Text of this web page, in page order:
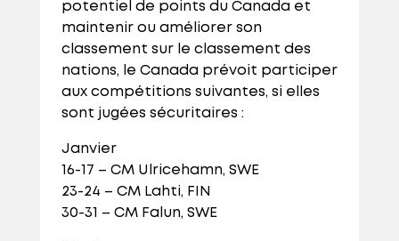
potentiel de points du Canada et
maintenir ou améliorer son
classement sur le classement des
nations, le Canada prévoit participer
aux compétitions suivantes, si elles
sont jugées sécuritaires :
Janvier
16-17 – CM Ulricehamn, SWE
23-24 – CM Lahti, FIN
30-31 – CM Falun, SWE